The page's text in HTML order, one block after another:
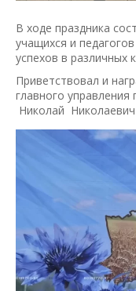
В ходе праздника
учащихся и
успехов в различных
Приветствовал и
главного
Николай